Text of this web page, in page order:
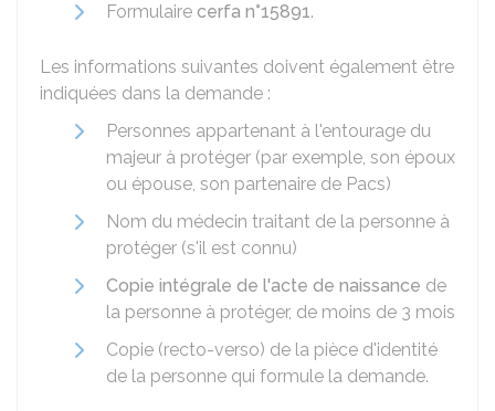
Formulaire cerfa n°15891.
Les informations suivantes doivent également être
indiquées dans la demande :
Personnes appartenant à l'entourage du
majeur à protéger (par exemple, son époux
ou épouse, son partenaire de Pacs)
Nom du médecin traitant de la personne à
protéger (s'il est connu)
Copie intégrale de l'acte de naissance de
la personne à protéger, de moins de 3 mois
Copie (recto-verso) de la pièce d'identité
de la personne qui formule la demande.